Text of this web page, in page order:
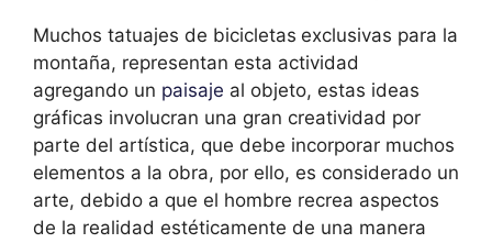
Muchos tatuajes de bicicletas exclusivas para la
montaña, representan esta actividad
agregando un paisaje al objeto, estas ideas
gráficas involucran una gran creatividad por
parte del artística, que debe incorporar muchos
elementos a la obra, por ello, es considerado un
arte, debido a que el hombre recrea aspectos
de la realidad estéticamente de una manera